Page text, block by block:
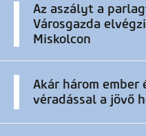
Az aszályt a
Városgazda
Miskolcon
Akár három
véradással a jövő